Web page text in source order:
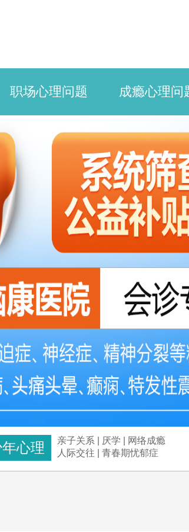
职场心理问题 成瘾心理问
心理 亲子关系 厌学
网络成瘾
人际交往
青春期忧郁症